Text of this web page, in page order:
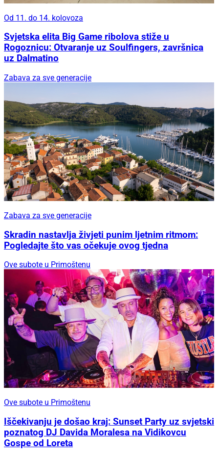
Od 11. do 14. kolovoza
Svjetska elita Big Game ribolova stiže u
Rogoznicu: Otvaranje uz Soulfingers, završnica
uz Dalmatino
Zabava za sve generacije
Zabava za sve generacije
Skradin nastavlja živjeti punim ljetnim ritmom:
Pogledajte što vas očekuje ovog tjedna
Ove subote u Primoštenu
Ove subote u Primoštenu
Iščekivanju je došao kraj: Sunset Party uz svjetski
poznatog DJ Davida Moralesa na Vidikovcu
Gospe od Loreta